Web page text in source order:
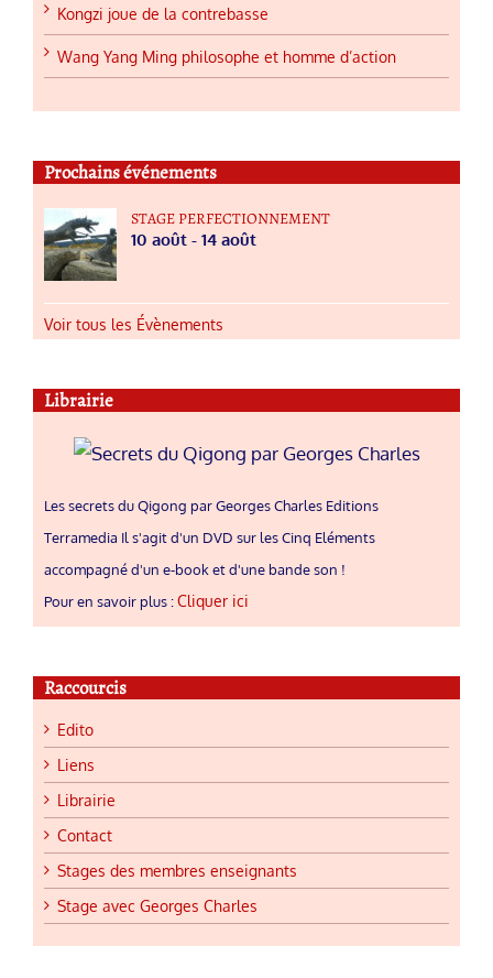
Kongzi joue de la contrebasse
Wang Yang Ming philosophe et homme d’action
Prochains événements
STAGE PERFECTIONNEMENT
10 août - 14 août
Voir tous les Évènements
Librairie
Les secrets du Qigong par Georges Charles Editions
Terramedia Il s'agit d'un DVD sur les Cinq Eléments
accompagné d'un e-book et d'une bande son !
Pour en savoir plus :Cliquer ici
Raccourcis
Edito
Liens
Librairie
Contact
Stages des membres enseignants
Stage avec Georges Charles